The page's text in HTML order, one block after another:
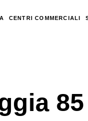
CENTRI COMMERCIALI